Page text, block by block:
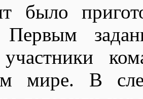
было
Первым
мире. В